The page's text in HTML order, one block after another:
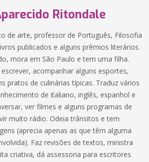
Ritondale
de arte, professor de Português, Filosofia
publicados e alguns prêmios literários.
mora em São Paulo e tem uma filha.
acompanhar alguns esportes,
pratos de culinárias típicas. Traduz vários
de italiano, inglês, espanhol e
ver filmes e alguns programas de
muito rádio. Odeia trânsitos e tem
(aprecia apenas as que têm alguma
Faz revisões de textos, ministra
criativa, dá assessoria para escritores